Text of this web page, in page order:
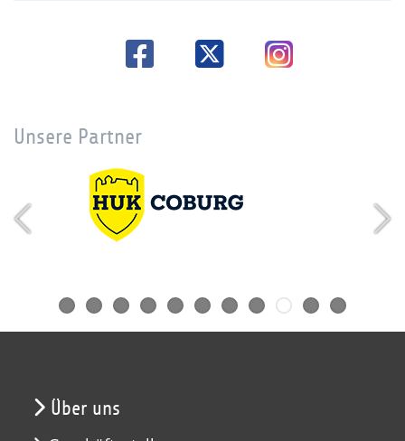
Unsere Partner
Über uns